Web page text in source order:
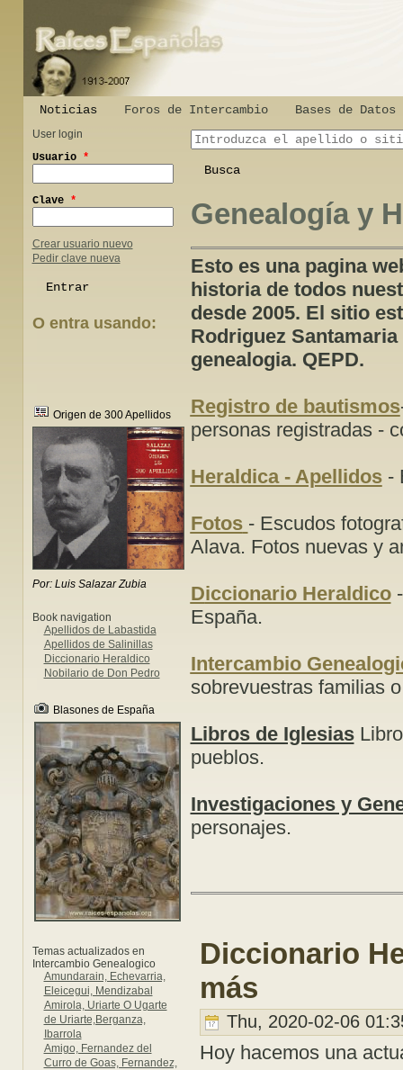
Noticias Foros de Intercambio Bases de Datos
User login
Usuario *
Clave *
Crear usuario nuevo
Pedir clave nueva
O entra usando:
Origen de 300 Apellidos
Por: Luis Salazar Zubia
Book navigation
Apellidos de Labastida
Apellidos de Salinillas
Diccionario Heraldico
Nobilario de Don Pedro
Blasones de España
Temas actualizados en
Intercambio Genealogico
Amundarain, Echevarria,
Eleicegui, Mendizabal
Amirola, Uriarte O Ugarte
de Uriarte,Berganza,
Ibarrola
Amigo, Fernandez del
Curro de Goas, Fernandez,
Introduzca el apellido o el sitio que
Genealogía y
Esto es una pagina
historia de todos
desde 2005. El sitio
Rodriguez
genealogia. QEPD.
Registro de bautismos
personas registradas -
Heraldica - Apellidos-
Fotos - Escudos
Alava. Fotos nuevas y
Diccionario Heraldico-
España.
Intercambio
sobrevuestras familias
Libros de Iglesias
pueblos.
Investigaciones y
personajes.
Diccionario
más
Thu, 2020-02-06
Hoy hacemos una